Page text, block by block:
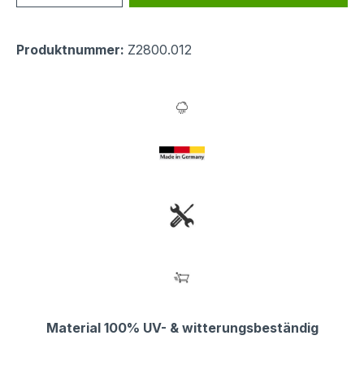
Produktnummer: Z2800.012
Material 100% UV- & witterungsbeständig